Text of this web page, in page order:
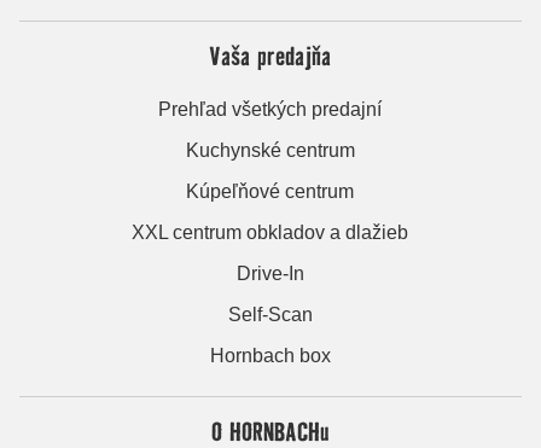
Vaša predajňa
Prehľad všetkých predajní
Kuchynské centrum
Kúpeľňové centrum
XXL centrum obkladov a dlažieb
Drive-In
Self-Scan
Hornbach box
O HORNBACHu